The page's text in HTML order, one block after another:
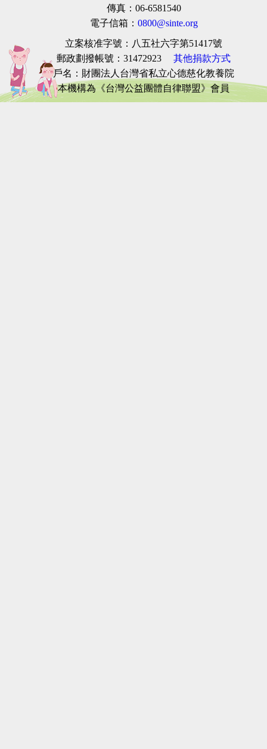
傳真：06-6581540
電子信箱： 0800@sinte.org
立案核准字號：八五社六字第51417號
郵政劃撥帳號 ：31472923 其他捐款方式
戶名：財團法人台灣省私立心德慈化教養院
本機構為《台灣公益團體自律聯盟》會員